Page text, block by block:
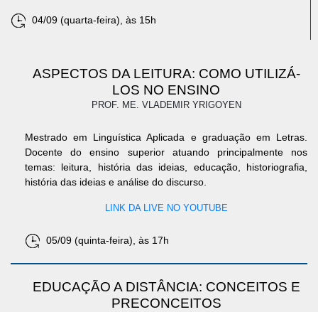
04/09 (quarta-feira), às 15h
ASPECTOS DA LEITURA: COMO UTILIZÁ-
LOS NO ENSINO
PROF. ME. VLADEMIR YRIGOYEN
Mestrado em Linguística Aplicada e graduação em Letras.
Docente do ensino superior atuando principalmente nos
temas: leitura, história das ideias, educação, historiografia,
história das ideias e análise do discurso.
LINK DA LIVE NO YOUTUBE
05/09 (quinta-feira), às 17h
EDUCAÇÃO A DISTÂNCIA: CONCEITOS E
PRECONCEITOS